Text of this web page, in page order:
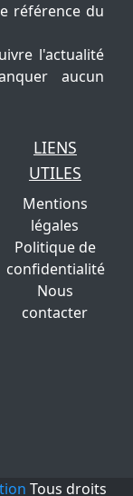
référence du
l'actualité
aucun
LIENS
UTILES
Mentions
légales
Politique de
confidentialité
Nous
contacter
Tous droits